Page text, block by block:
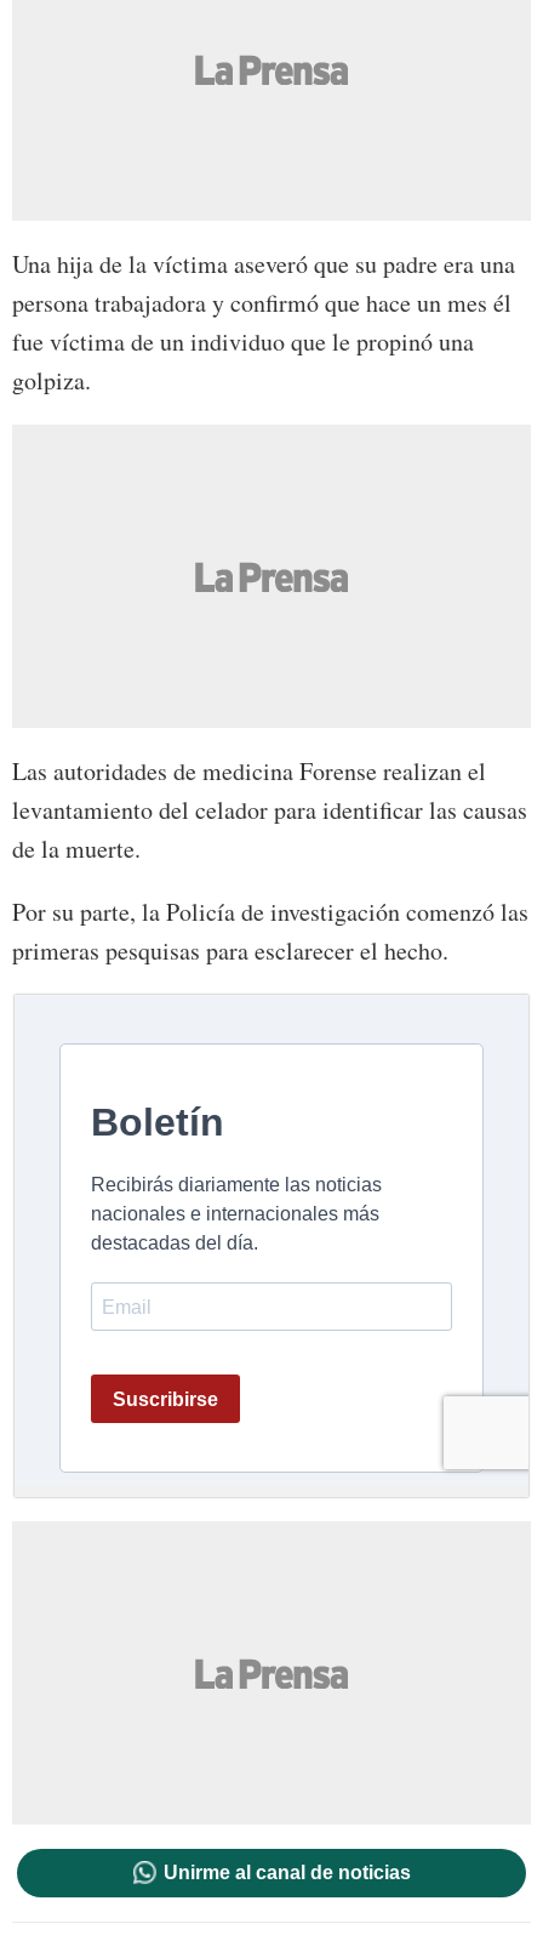
Una hija de la víctima aseveró que su padre era una
persona trabajadora y confirmó que hace un mes él
fue víctima de un individuo que le propinó una
golpiza.
Las autoridades de medicina Forense realizan el
levantamiento del celador para identificar las causas
de la muerte.
Por su parte, la Policía de investigación comenzó las
primeras pesquisas para esclarecer el hecho.
Unirme al canal de noticias